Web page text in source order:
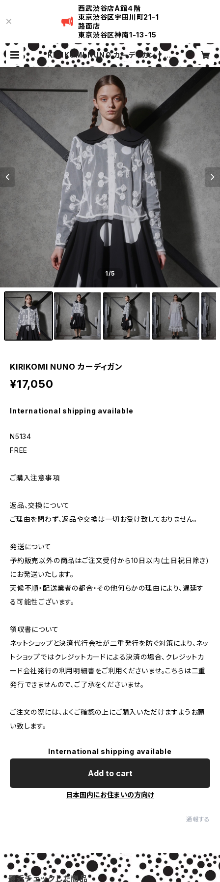
西武渋谷店A館４階
東京渋谷区宇田川町21-1
路面店
東京渋谷区神南1-13-15
KIRIKOMI NUNO カーディガン | KI
RIKOMI
1/5
KIRIKOMI NUNO カーディガン
¥17,050
International shipping available
N5134
FREE
ご購入注意事項
返品、交換について
ご理由を問わず、返品や交換は一切お受け致しておりません。
発送について
予約販売以外の商品はご注文受付から10日以内(土日祝日除き)
にお発送いたします。
天候不順・配送業者の都合・その他何らかの理由により、遅延す
る可能性ございます。
領収書について
ネットショップと決済代行会社が二重発行を防ぐ対策により、ネッ
トショップではクレジットカードによる決済の場合、クレジットカ
ード会社発行の利用明細書をご利用くださいませ。こちらは二重
発行できませんので、ご了承をくださいませ。
ご注文の際には、よくご確認の上にご購入いただけますようお願
い致します。
International shipping available
Add to cart
日本国内にお住まいの方向け
通報する
最近チェックした商品